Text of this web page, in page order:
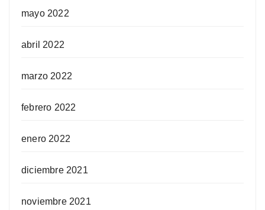
mayo 2022
abril 2022
marzo 2022
febrero 2022
enero 2022
diciembre 2021
noviembre 2021